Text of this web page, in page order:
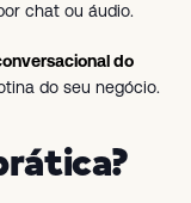
chat ou áudio.
do
do seu negócio.